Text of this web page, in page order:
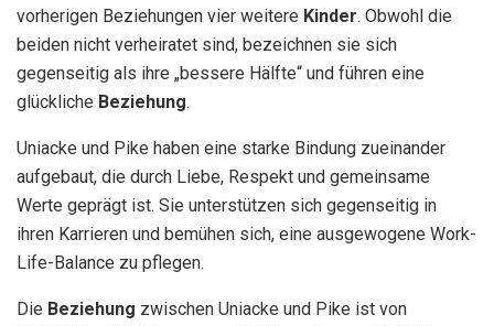
vorherigen Beziehungen vier weitere Kinder. Obwohl die
beiden nicht verheiratet sind, bezeichnen sie sich
gegenseitig als ihre „bessere Hälfte“ und führen eine
glückliche Beziehung.
Uniacke und Pike haben eine starke Bindung zueinander
aufgebaut, die durch Liebe, Respekt und gemeinsame
Werte geprägt ist. Sie unterstützen sich gegenseitig in
ihren Karrieren und bemühen sich, eine ausgewogene Work-
Life-Balance zu pflegen.
Die Beziehung zwischen Uniacke und Pike ist von